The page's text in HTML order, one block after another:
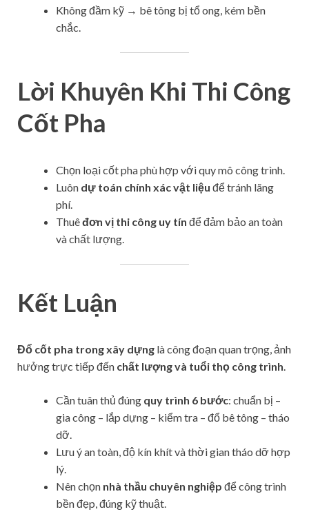
Không đầm kỹ → bê tông bị tổ ong, kém bền
chắc.
Lời Khuyên Khi Thi Công
Cốt Pha
Chọn loại cốt pha phù hợp với quy mô công trình.
Luôn dự toán chính xác vật liệu để tránh lãng
phí.
Thuêđơn vị thi công uy tín để đảm bảo an toàn
và chất lượng.
Kết Luận
Đổ cốt pha trong xây dựng là công đoạn quan trọng, ảnh
hưởng trực tiếp đến chất lượng và tuổi thọ công trình.
Cần tuân thủ đúng quy trình 6 bước: chuẩn bị –
gia công – lắp dựng – kiểm tra – đổ bê tông – tháo
dỡ.
Lưu ý an toàn, độ kín khít và thời gian tháo dỡ hợp
lý.
Nên chọn nhà thầu chuyên nghiệp để công trình
bền đẹp, đúng kỹ thuật.